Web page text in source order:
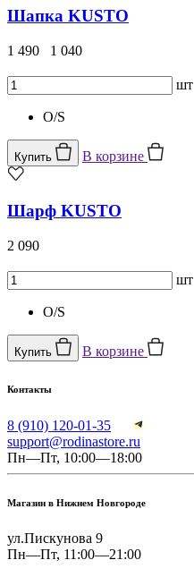
Шапка KUSTO
1 490 1 040
шт
O/S
Купить В корзине
Шарф KUSTO
2 090
шт
O/S
Купить В корзине
Контакты
8 (910) 120-01-35
support@rodinastore.ru
Пн—Пт, 10:00—18:00
Магазин в Нижнем Новгороде
ул.Пискунова 9
Пн—Пт, 11:00—21:00